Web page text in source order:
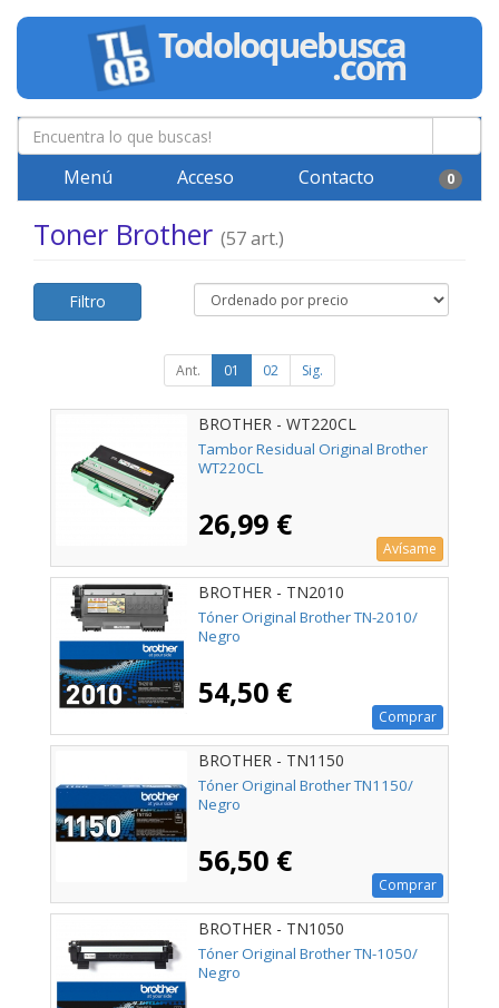
Menú Acceso Contacto 0
Toner Brother (57 art.)
Filtro
Ant. 01 02 Sig.
BROTHER - WT220CL
Tambor Residual Original Brother
WT220CL
26,99 €
Avísame
BROTHER - TN2010
Tóner Original Brother TN-2010/
Negro
54,50 €
Comprar
BROTHER - TN1150
Tóner Original Brother TN1150/
Negro
56,50 €
Comprar
BROTHER - TN1050
Tóner Original Brother TN-1050/
Negro